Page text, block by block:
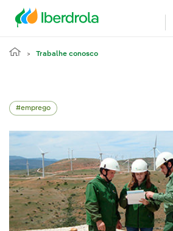
Trabalhe conosco
emprego